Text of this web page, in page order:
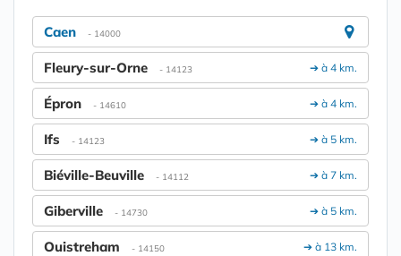
Caen - 14000
➔ à 4 km.
Fleury-sur-Orne - 14123
➔ à 4 km.
Épron - 14610
➔ à 5 km.
Ifs - 14123
➔ à 7 km.
Biéville-Beuville - 14112
➔ à 5 km.
Giberville - 14730
➔ à 13 km.
Ouistreham - 14150